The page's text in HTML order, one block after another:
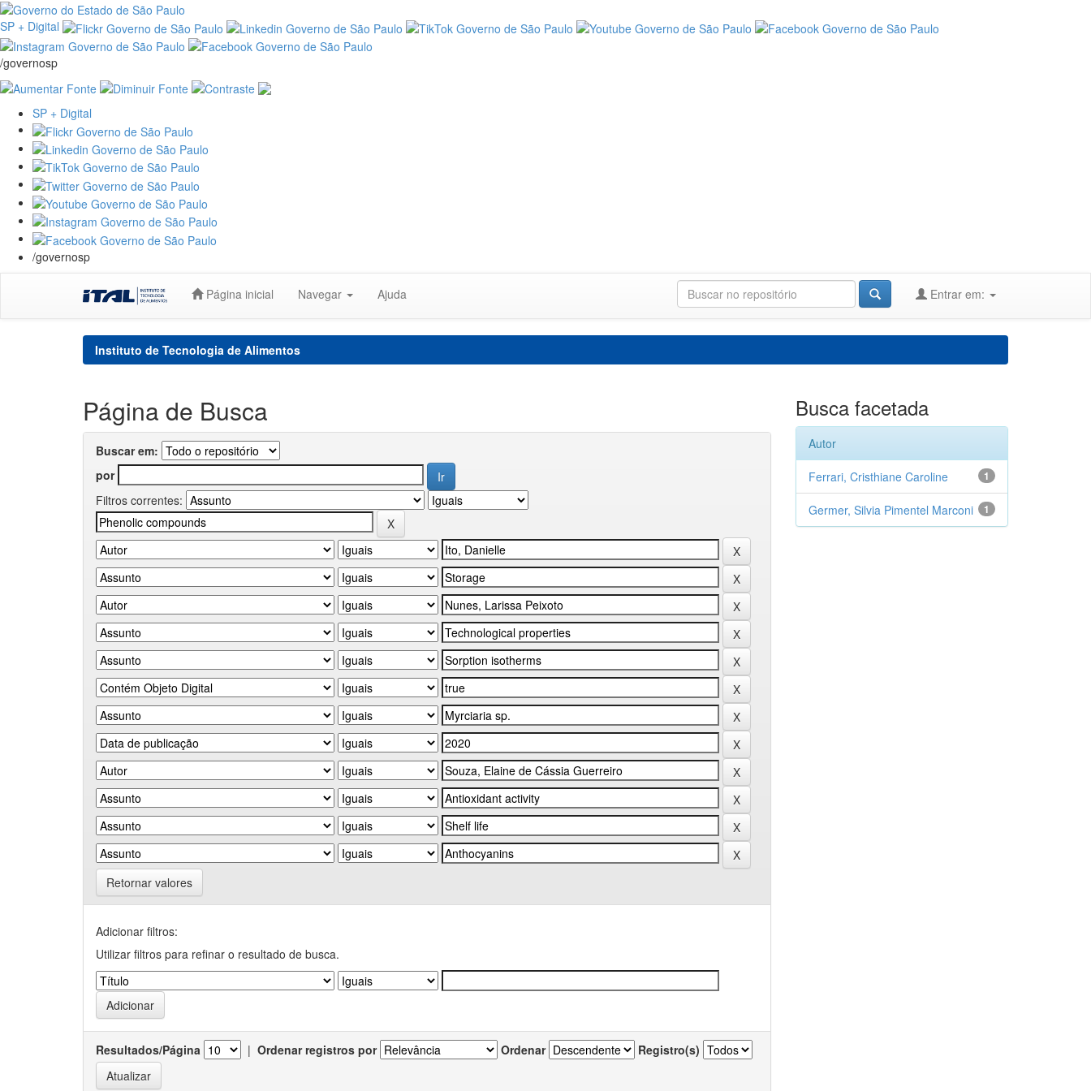
SP + Digital
/governosp
SP + Digital
/governosp
Página inicial Navegar Ajuda Entrar em:
Instituto de Tecnologia de Alimentos
Página de Busca
Buscar em:
por
Filtros correntes:
Retornar valores
Adicionar filtros:
Utilizar filtros para refinar o resultado de busca.
Resultados/Página | Ordenar registros por Ordenar Registro(s)
Busca facetada
Autor
1
Ferrari, Cristhiane Caroline
1
Germer, Silvia Pimentel Marconi